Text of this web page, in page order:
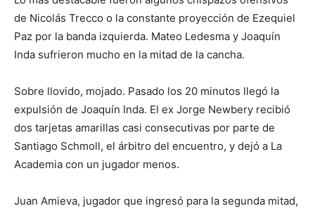
de Nicolás Trecco o la constante proyección de Ezequiel
Paz por la banda izquierda. Mateo Ledesma y Joaquín
Inda sufrieron mucho en la mitad de la cancha.
Sobre llovido, mojado. Pasado los 20 minutos llegó la
expulsión de Joaquín Inda. El ex Jorge Newbery recibió
dos tarjetas amarillas casi consecutivas por parte de
Santiago Schmoll, el árbitro del encuentro, y dejó a La
Academia con un jugador menos.
Juan Amieva, jugador que ingresó para la segunda mitad,